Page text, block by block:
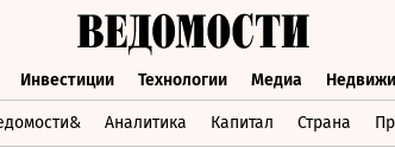
Инвестиции Технологии Медиа
Аналитика Капитал Страна